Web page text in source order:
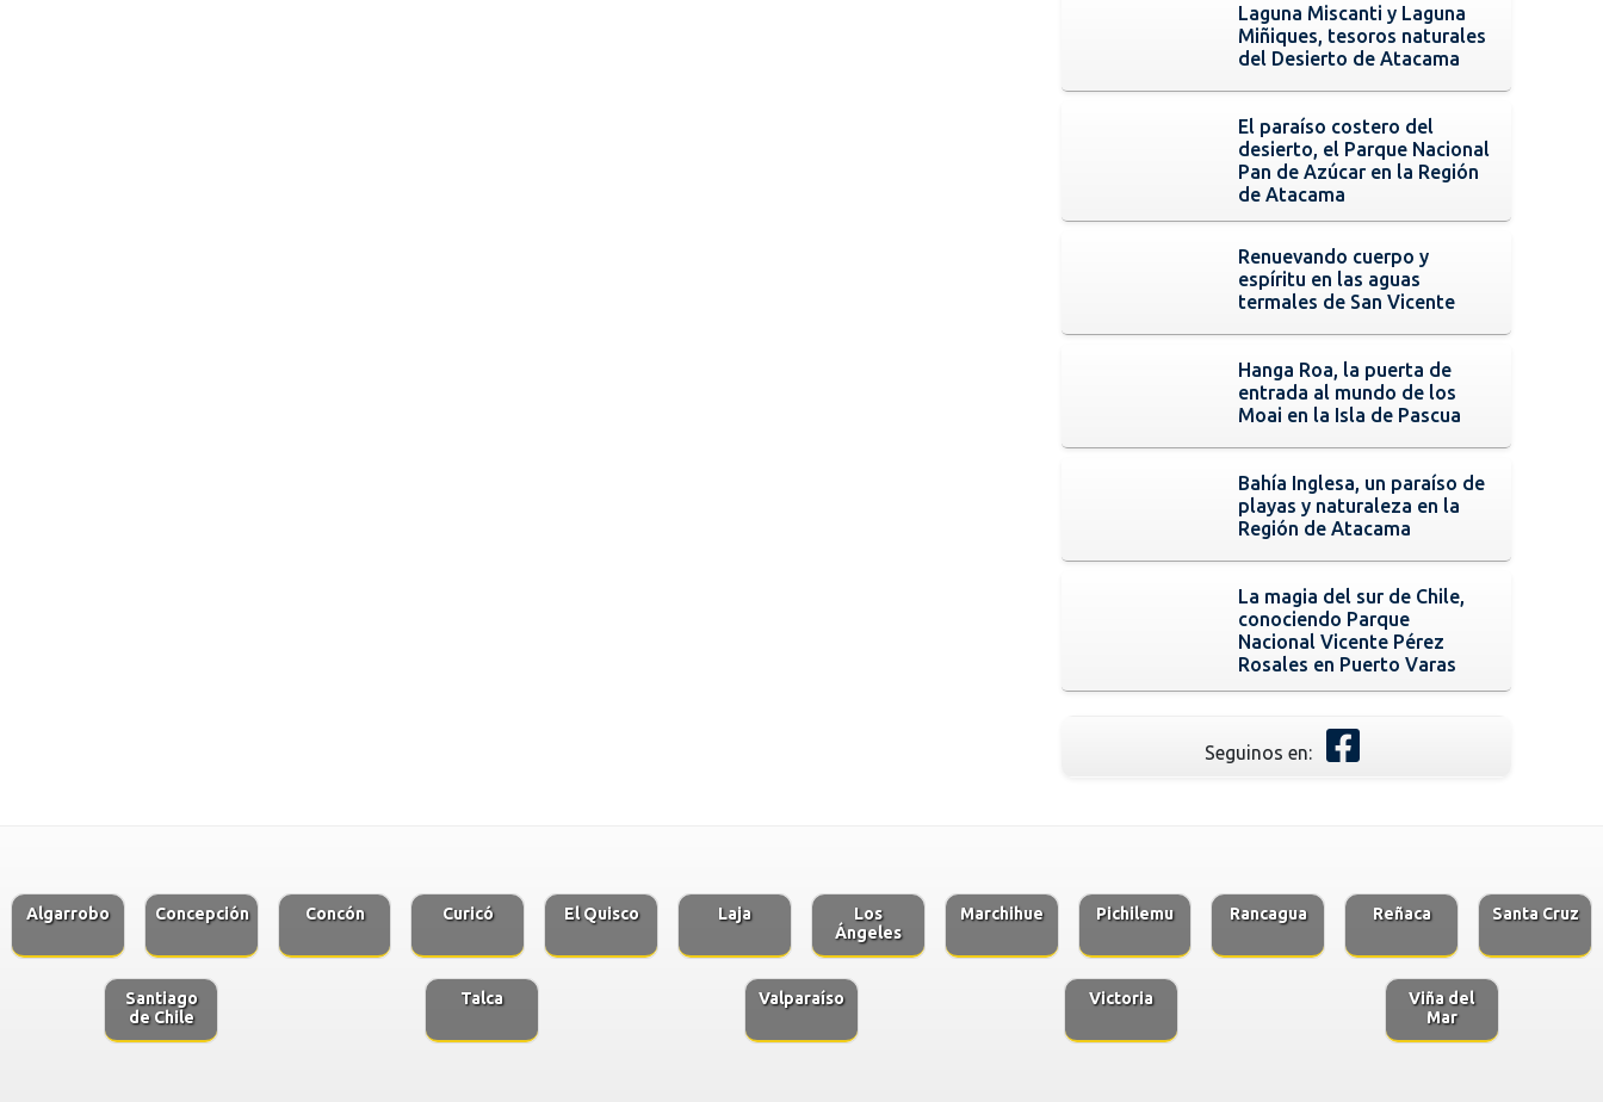
Laguna Miscanti y Laguna
Miñiques, tesoros naturales
del Desierto de Atacama
El paraíso costero del
desierto, el Parque Nacional
Pan de Azúcar en la Región
de Atacama
Renuevando cuerpo y
espíritu en las aguas
termales de San Vicente
Hanga Roa, la puerta de
entrada al mundo de los
Moai en la Isla de Pascua
Bahía Inglesa, un paraíso de
playas y naturaleza en la
Región de Atacama
La magia del sur de Chile,
conociendo Parque
Nacional Vicente Pérez
Rosales en Puerto Varas
Seguinos en:
Algarrobo Concepción Concón Curicó El Quisco Laja
Los
Ángeles
Marchihue Pichilemu Rancagua Reñaca Santa Cruz
Santiago
de Chile
Talca Valparaíso Victoria
Viña del
Mar